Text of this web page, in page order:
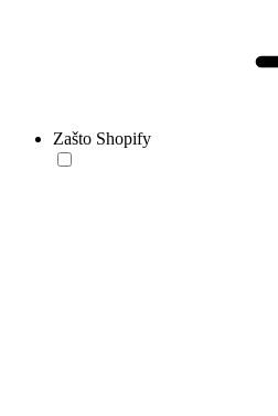
Zašto Shopify